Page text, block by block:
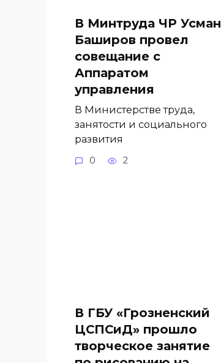
В Минтруда ЧР Усман
Баширов провел
совещание с
Аппаратом
управления
В Министерстве труда,
занятости и социального
развития
0 2
В ГБУ «Грозненский
ЦСПСиД» прошло
творческое занятие